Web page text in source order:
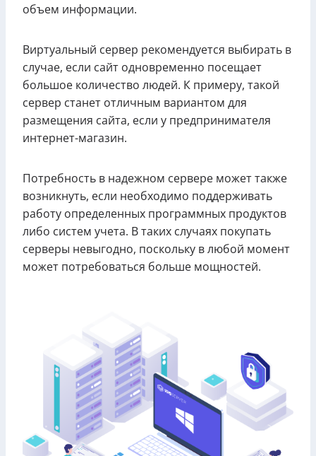
объем информации.
Виртуальный сервер рекомендуется выбирать в
случае, если сайт одновременно посещает
большое количество людей. К примеру, такой
сервер станет отличным вариантом для
размещения сайта, если у предпринимателя
интернет-магазин.
Потребность в надежном сервере может также
возникнуть, если необходимо поддерживать
работу определенных программных продуктов
либо систем учета. В таких случаях покупать
серверы невыгодно, поскольку в любой момент
может потребоваться больше мощностей.